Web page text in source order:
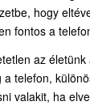
hogy
fontos a
az
telefon,
valakit, ha